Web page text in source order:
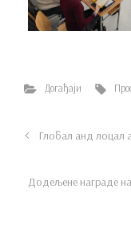
Догађаји
Глобал анд лоцал
Додељене награде